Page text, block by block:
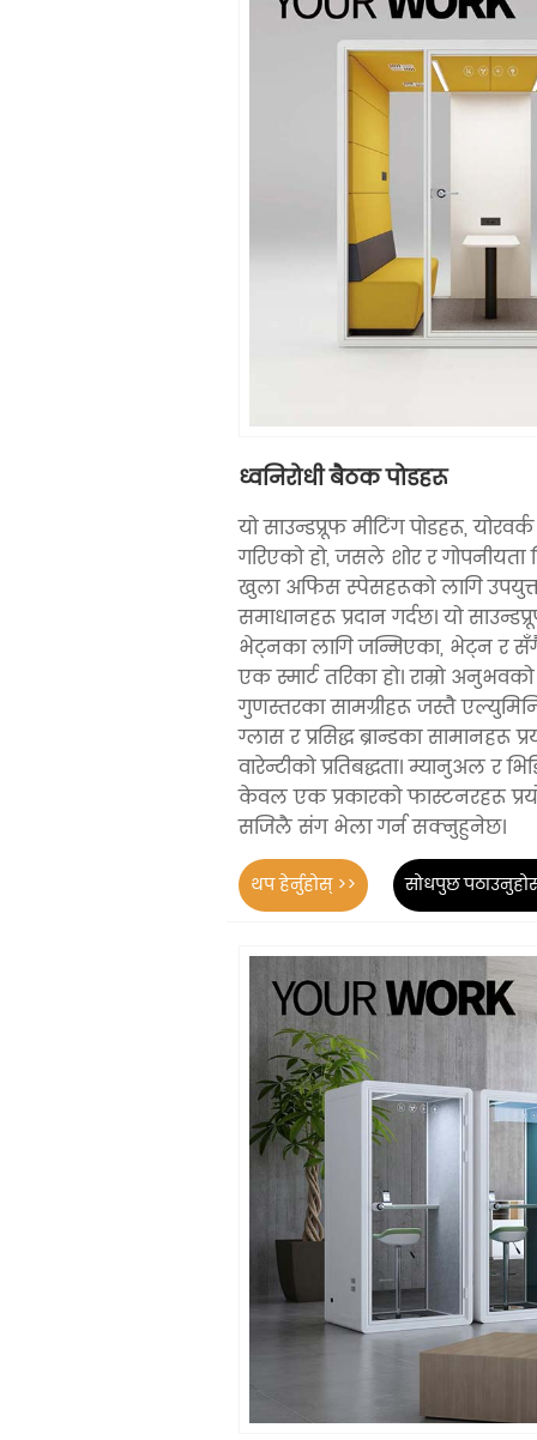
ध्वनिरोधी बैठक पोडहरू
यो साउन्डप्रूफ मीटिंग पोडहरू,
गरिएको हो, जसले शोर र गोपनीयता
खुला अफिस स्पेसहरूको लागि
समाधानहरू प्रदान गर्दछ। यो
भेट्नका लागि जन्मिएका, भेट्न र
एक स्मार्ट तरिका हो। राम्रो
गुणस्तरका सामग्रीहरू जस्तै
ग्लास र प्रसिद्ध ब्रान्डका सामानहरू
वारेन्टीको प्रतिबद्धता। म्यानुअल र
केवल एक प्रकारको फास्टनरहरू
सजिलै संग भेला गर्न सक्नुहुनेछ।
थप हेर्नुहोस् >> सोधपुछ